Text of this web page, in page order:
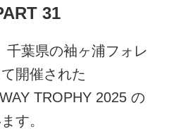
31
千葉県の袖ヶ浦フォレ
開催された
TROPHY 2025 の
す。